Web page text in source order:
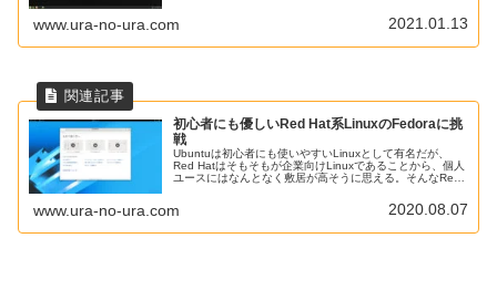
www.ura-no-ura.com 2021.01.13
初心者にも優しいRed Hat系LinuxのFedoraに挑
戦
Ubuntuは初心者にも使いやすいLinuxとして有名だが、
Red Hatはそもそもが企業向けLinuxであることから、個人
ユースにはなんとなく敷居が高そうに思える。そんなRed
www.ura-no-ura.com 2020.08.07